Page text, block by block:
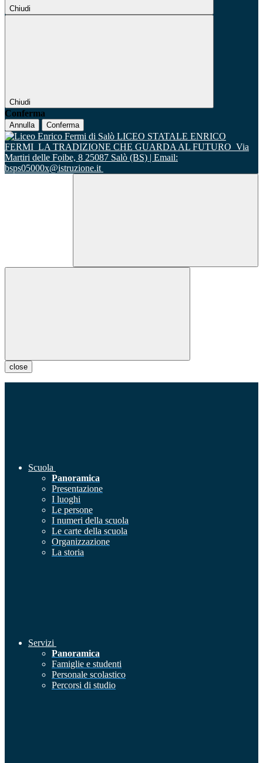
Chiudi
Chiudi
Conferma
Annulla Conferma
LICEO STATALE ENRICO
FERMI LA TRADIZIONE CHE GUARDA AL FUTURO Via
Martiri delle Foibe, 8 25087 Salò (BS) | Email:
bsps05000x@istruzione.it
close
Scuola
Panoramica
Presentazione
I luoghi
Le persone
I numeri della scuola
Le carte della scuola
Organizzazione
La storia
Servizi
Panoramica
Famiglie e studenti
Personale scolastico
Percorsi di studio